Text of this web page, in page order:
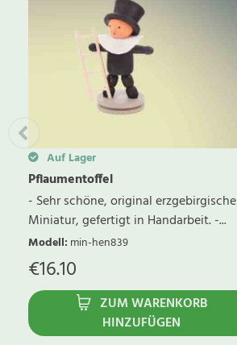
Auf Lager
Pflaumentoffel
- Sehr schöne, original erzgebirgische
Miniatur, gefertigt in Handarbeit. -...
Modell: min-hen839
€16.10
ZUM WARENKORB
HINZUFÜGEN